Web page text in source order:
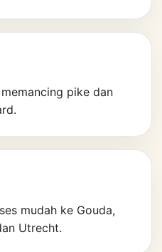
pike dan
mudah ke Gouda,
Utrecht.